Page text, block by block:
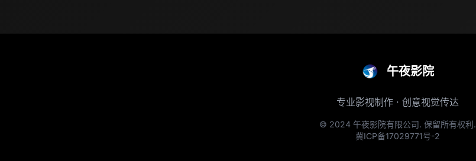
午夜影院
专业影视制作 · 创意视觉传达
© 2024 午夜影院有限公司. 保留所有权利.
冀ICP备17029771号-2